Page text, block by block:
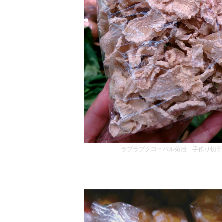
ラブラブグローバル菊池 手作り切